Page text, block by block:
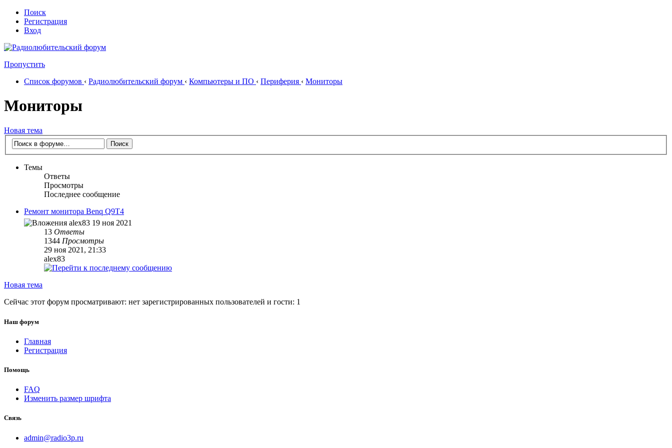
Поиск
Регистрация
Вход
Пропустить
Список форумов ‹ Радиолюбительский форум ‹ Компьютеры и ПО ‹ Периферия ‹ Мониторы
Мониторы
Новая тема
Темы
Ответы
Просмотры
Последнее сообщение
Ремонт монитора Benq Q9T4
alex83 19 ноя 2021
13 Ответы
1344 Просмотры
29 ноя 2021, 21:33
alex83
Новая тема
Сейчас этот форум просматривают: нет зарегистрированных пользователей и гости: 1
Наш форум
Главная
Регистрация
Помощь
FAQ
Изменить размер шрифта
Связь
admin@radio3p.ru